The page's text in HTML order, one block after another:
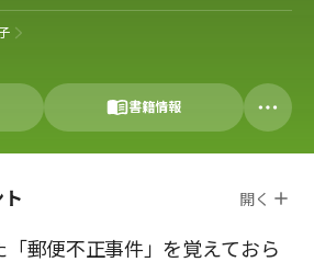
書籍情報
開く
郵便不正事件」を覚えておら